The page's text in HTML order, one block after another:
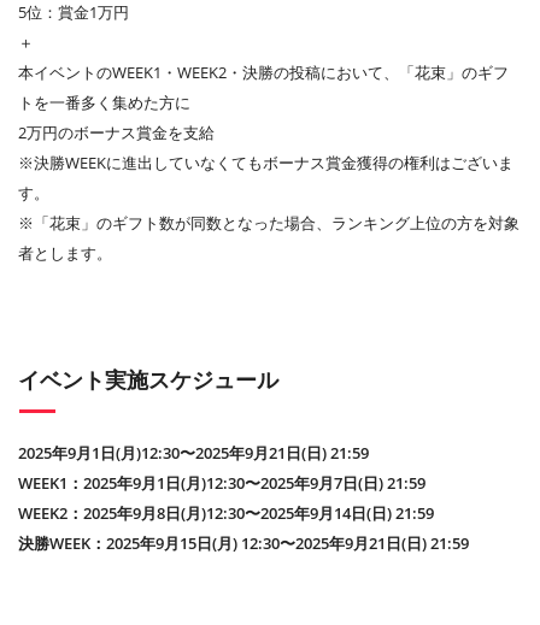
5位：賞金1万円
＋
本イベントのWEEK1・WEEK2・決勝の投稿において、「花束」のギフ
トを一番多く集めた方に
2万円のボーナス賞金を支給
※決勝WEEKに進出していなくてもボーナス賞金獲得の権利はございま
す。
※「花束」のギフト数が同数となった場合、ランキング上位の方を対象
者とします。
イベント実施スケジュール
2025年9月1日(月)12:30〜2025年9月21日(日) 21:59
WEEK1：2025年9月1日(月)12:30〜2025年9月7日(日) 21:59
WEEK2：2025年9月8日(月)12:30〜2025年9月14日(日) 21:59
決勝WEEK：2025年9月15日(月) 12:30〜2025年9月21日(日) 21:59